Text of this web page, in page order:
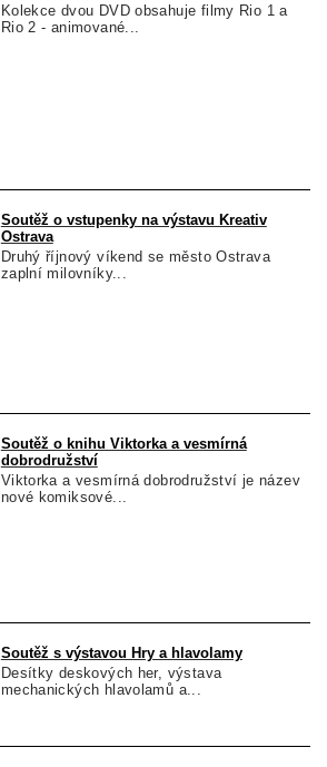
Kolekce dvou DVD obsahuje filmy Rio 1 a
Rio 2 - animované...
Soutěž o vstupenky na výstavu Kreativ
Ostrava
Druhý říjnový víkend se město Ostrava
zaplní milovníky...
Soutěž o knihu Viktorka a vesmírná
dobrodružství
Viktorka a vesmírná dobrodružství je název
nové komiksové...
Soutěž s výstavou Hry a hlavolamy
Desítky deskových her, výstava
mechanických hlavolamů a...